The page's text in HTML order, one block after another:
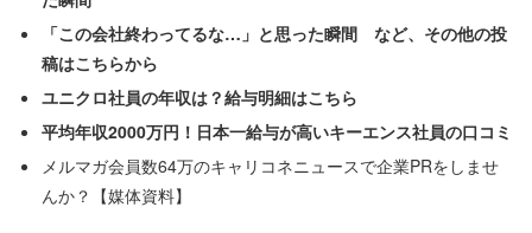
「この会社終わってるな…」と思った瞬間 など、その他の投
稿はこちらから
ユニクロ社員の年収は？給与明細はこちら
平均年収2000万円！日本一給与が高いキーエンス社員の口コミ
メルマガ会員数64万のキャリコネニュースで企業PRをしませ
んか？【媒体資料】